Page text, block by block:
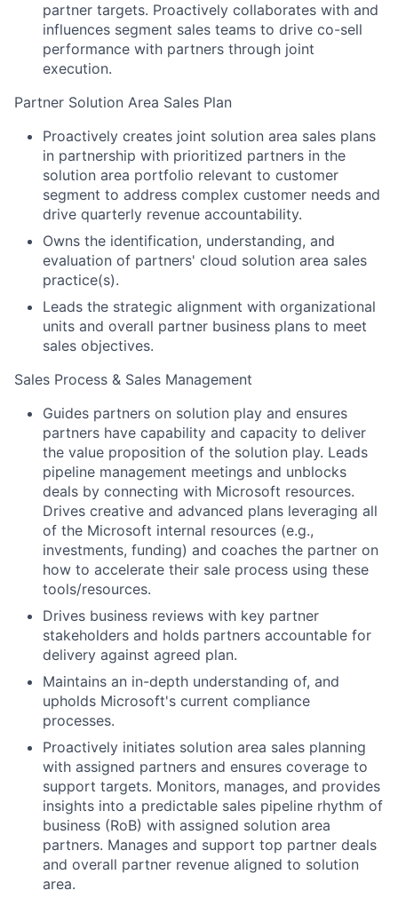
partner targets. Proactively collaborates with and
influences segment sales teams to drive co-sell
performance with partners through joint
execution.
Partner Solution Area Sales Plan
Proactively creates joint solution area sales plans
in partnership with prioritized partners in the
solution area portfolio relevant to customer
segment to address complex customer needs and
drive quarterly revenue accountability.
Owns the identification, understanding, and
evaluation of partners' cloud solution area sales
practice(s).
Leads the strategic alignment with organizational
units and overall partner business plans to meet
sales objectives.
Sales Process & Sales Management
Guides partners on solution play and ensures
partners have capability and capacity to deliver
the value proposition of the solution play. Leads
pipeline management meetings and unblocks
deals by connecting with Microsoft resources.
Drives creative and advanced plans leveraging all
of the Microsoft internal resources (e.g.,
investments, funding) and coaches the partner on
how to accelerate their sale process using these
tools/resources.
Drives business reviews with key partner
stakeholders and holds partners accountable for
delivery against agreed plan.
Maintains an in-depth understanding of, and
upholds Microsoft's current compliance
processes.
Proactively initiates solution area sales planning
with assigned partners and ensures coverage to
support targets. Monitors, manages, and provides
insights into a predictable sales pipeline rhythm of
business (RoB) with assigned solution area
partners. Manages and support top partner deals
and overall partner revenue aligned to solution
area.